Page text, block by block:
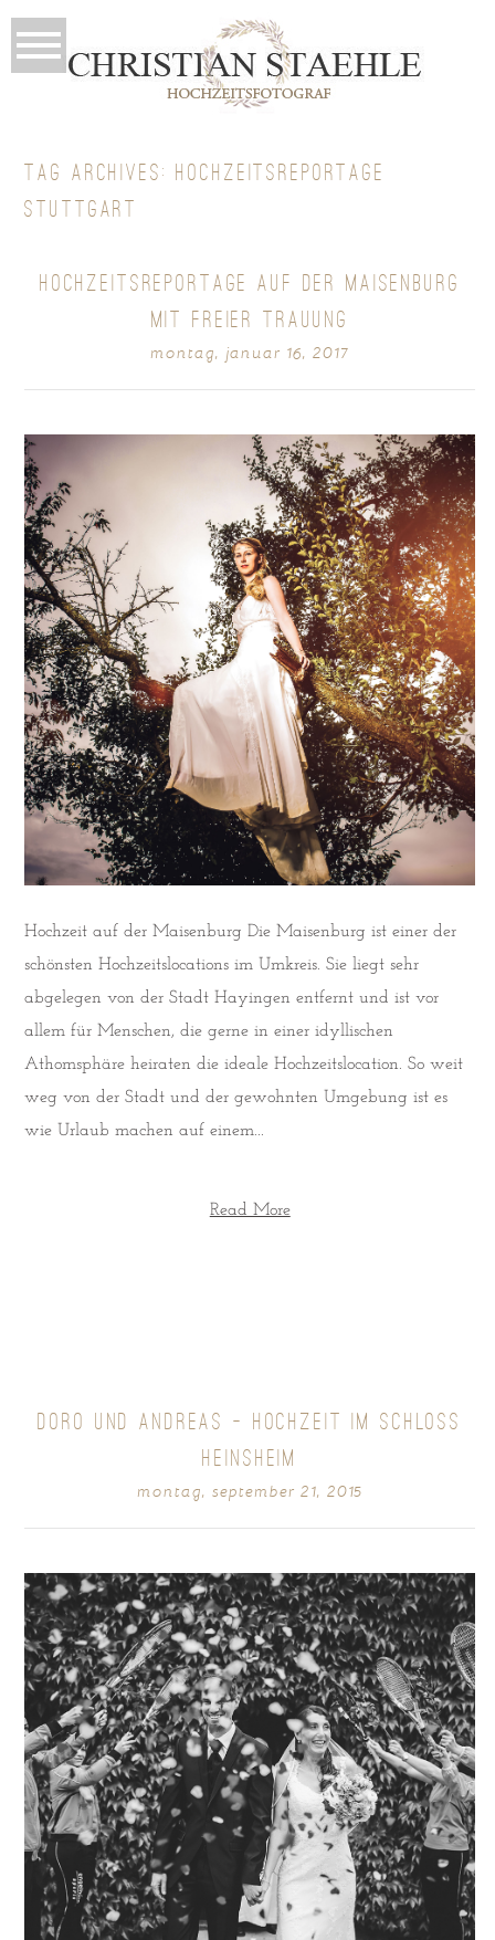
TAG ARCHIVES: HOCHZEITSREPORTAGE
STUTTGART
HOCHZEITSREPORTAGE AUF DER MAISENBURG
MIT FREIER TRAUUNG
montag, januar 16, 2017
Hochzeit auf der Maisenburg Die Maisenburg ist einer der
schönsten Hochzeitslocations im Umkreis. Sie liegt sehr
abgelegen von der Stadt Hayingen entfernt und ist vor
allem für Menschen, die gerne in einer idyllischen
Athomsphäre heiraten die ideale Hochzeitslocation. So weit
weg von der Stadt und der gewohnten Umgebung ist es
wie Urlaub machen auf einem...
Read More
DORO UND ANDREAS – HOCHZEIT IM SCHLOSS
HEINSHEIM
montag, september 21, 2015